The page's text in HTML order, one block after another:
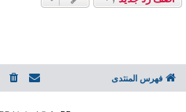
فهرس المنتدى